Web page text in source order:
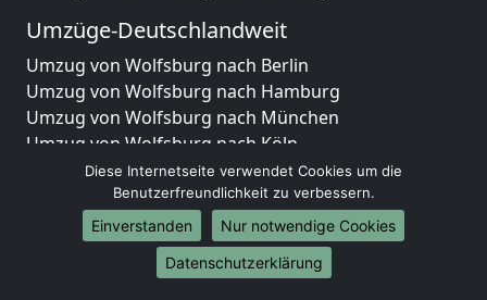
Umzüge-Deutschlandweit
Umzug von Wolfsburg nach Berlin
Umzug von Wolfsburg nach Hamburg
Umzug von Wolfsburg nach München
Umzug von Wolfsburg nach Köln
Umzug von Wolfsburg nach Frankfurt am Main
Umzug von Wolfsburg nach Stuttgart
Umzug von Wolfsburg nach Düsseldorf
Umzug von Wolfsburg nach Leipzig
Umzug von Wolfsburg nach Dortmund
Diese Internetseite verwendet Cookies um die
Benutzerfreundlichkeit zu verbessern.
Einverstanden
Nur notwendige Cookies
Datenschutzerklärung